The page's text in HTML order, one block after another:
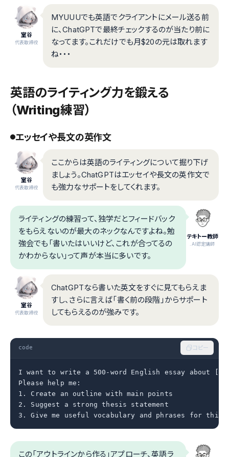
室谷
代表取締役
MYUUUでも英語でクライアントにメール送る前
に、ChatGPTで最終チェックするのが当たり前に
なってます。これだけでも月$20の元は取れます
ね・・・
英語のライティング力を鍛える
（Writing練習）
エッセイや長文の英作文
室谷
代表取締役
ここからは英語のライティングについて掘り下げ
ましょう。ChatGPTはエッセイや長文の英作文で
も強力なサポートをしてくれます。
テキトー教師
.AI認定講師
ライティングの練習って、独学だとフィードバック
をもらえないのが最大のネックなんですよね。勉
強会でも「書いたはいいけど、これが合ってるの
かわからない」って声が本当に多いです。
室谷
代表取締役
ChatGPTなら書いた英文をすぐに見てもらえま
すし、さらに言えば「書く前の段階」からサポート
してもらえるのが強みです。
code コピー
I want to write a 500-word English essay about [テ
Please help me:
1. Create an outline with main points
2. Suggest a strong thesis statement
3. Give me useful vocabulary and phrases for this
この「アウトラインから作る」アプローチ、英語ラ